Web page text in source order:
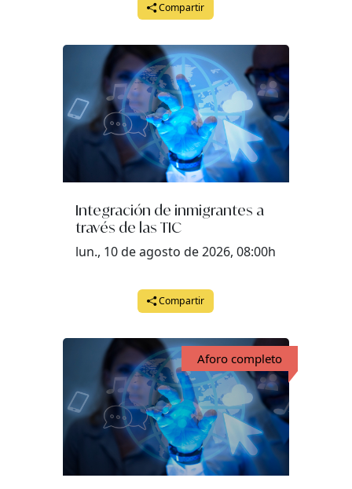
Compartir
Integración de inmigrantes a
través de las TIC
lun., 10 de agosto de 2026, 08:00h
Compartir
Aforo completo